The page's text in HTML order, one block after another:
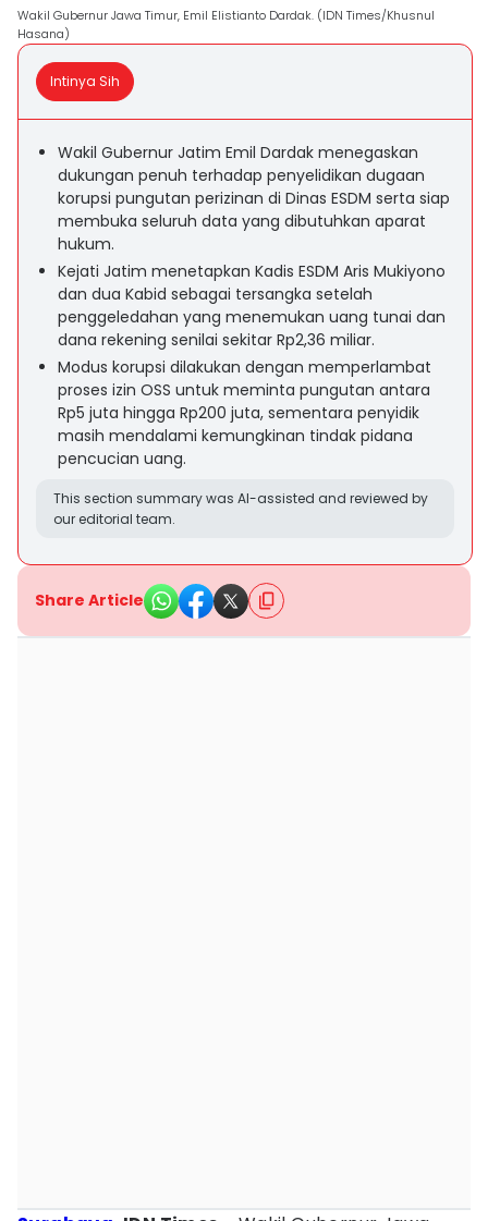
Wakil Gubernur Jawa Timur, Emil Elistianto Dardak. (IDN Times/Khusnul
Hasana)
Intinya Sih
Wakil Gubernur Jatim Emil Dardak menegaskan
dukungan penuh terhadap penyelidikan dugaan
korupsi pungutan perizinan di Dinas ESDM serta siap
membuka seluruh data yang dibutuhkan aparat
hukum.
Kejati Jatim menetapkan Kadis ESDM Aris Mukiyono
dan dua Kabid sebagai tersangka setelah
penggeledahan yang menemukan uang tunai dan
dana rekening senilai sekitar Rp2,36 miliar.
Modus korupsi dilakukan dengan memperlambat
proses izin OSS untuk meminta pungutan antara
Rp5 juta hingga Rp200 juta, sementara penyidik
masih mendalami kemungkinan tindak pidana
pencucian uang.
This section summary was AI-assisted and reviewed by
our editorial team.
Share Article